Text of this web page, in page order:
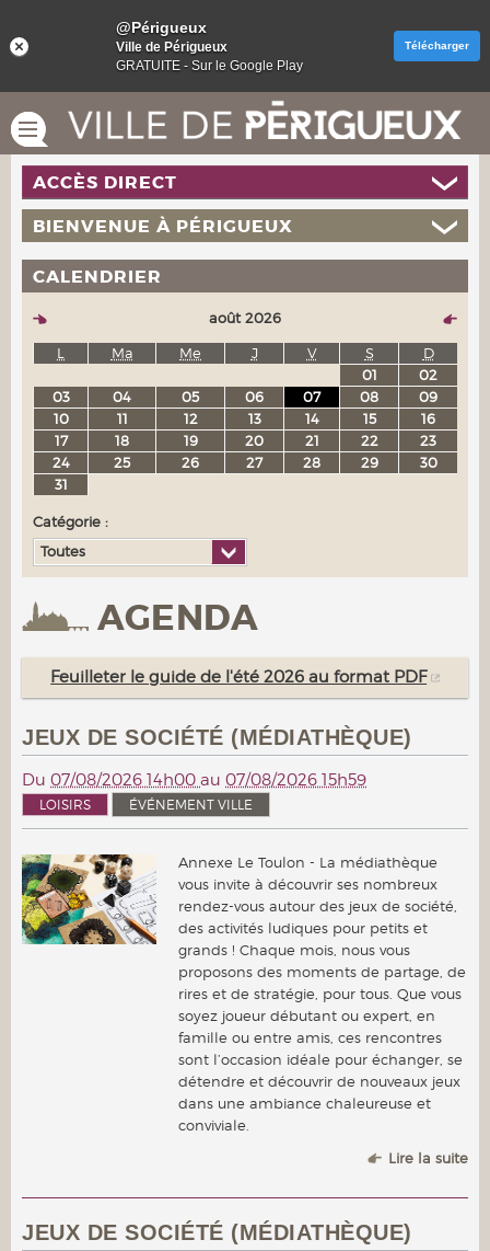
AGENDA
Feuilleter le guide de l'été 2026 au format PDF
JEUX DE SOCIÉTÉ (MÉDIATHÈQUE)
Du 07/08/2026 14h00 au 07/08/2026 15h59
LOISIRS ÉVÉNEMENT VILLE
Annexe Le Toulon - La médiathèque
vous invite à découvrir ses nombreux
rendez-vous autour des jeux de société,
des activités ludiques pour petits et
grands ! Chaque mois, nous vous
proposons des moments de partage, de
rires et de stratégie, pour tous. Que vous
soyez joueur débutant ou expert, en
famille ou entre amis, ces rencontres
sont l’occasion idéale pour échanger, se
détendre et découvrir de nouveaux jeux
dans une ambiance chaleureuse et
conviviale.
Lire la suite
JEUX DE SOCIÉTÉ (MÉDIATHÈQUE)
ACCÈS DIRECT
BIENVENUE À PÉRIGUEUX
CALENDRIER
août 2026
L
Ma Me J V S
D
01
02
03
04 05 06 07 08
09
10
11 12 13 14 15
16
17
18 19 20 21 22
23
24
25 26 27 28 29
30
31
Catégorie :
Toutes
@Périgueux
Ville de Périgueux
GRATUITE - Sur le Google Play
Télécharger